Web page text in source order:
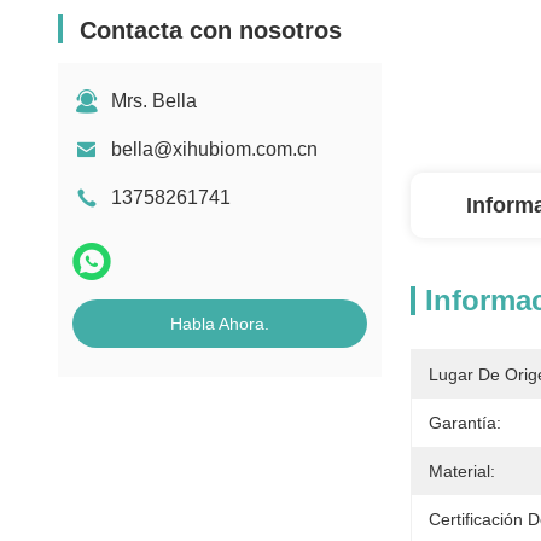
Contacta con nosotros
Mrs. Bella
bella@xihubiom.com.cn
13758261741
Habla Ahora.
Lugar De
Garantía:
Material:
Certificación